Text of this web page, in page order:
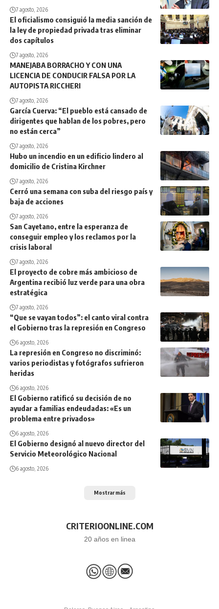
7 agosto, 2026
El oficialismo consiguió la media sanción de
la ley de propiedad privada tras eliminar
dos capítulos
7 agosto, 2026
MANEJABA BORRACHO Y CON UNA
LICENCIA DE CONDUCIR FALSA POR LA
AUTOPISTA RICCHERI
7 agosto, 2026
García Cuerva: “El pueblo está cansado de
dirigentes que hablan de los pobres, pero
no están cerca”
7 agosto, 2026
Hubo un incendio en un edificio lindero al
domicilio de Cristina Kirchner
7 agosto, 2026
Cerró una semana con suba del riesgo país y
baja de acciones
7 agosto, 2026
San Cayetano, entre la esperanza de
conseguir empleo y los reclamos por la
crisis laboral
7 agosto, 2026
El proyecto de cobre más ambicioso de
Argentina recibió luz verde para una obra
estratégica
7 agosto, 2026
“Que se vayan todos”: el canto viral contra
el Gobierno tras la represión en Congreso
6 agosto, 2026
La represión en Congreso no discriminó:
varios periodistas y fotógrafos sufrieron
heridas
6 agosto, 2026
El Gobierno ratificó su decisión de no
ayudar a familias endeudadas: «Es un
problema entre privados»
6 agosto, 2026
El Gobierno designó al nuevo director del
Servicio Meteorológico Nacional
6 agosto, 2026
Mostrar más
CRITERIOONLINE.COM
20 años en linea